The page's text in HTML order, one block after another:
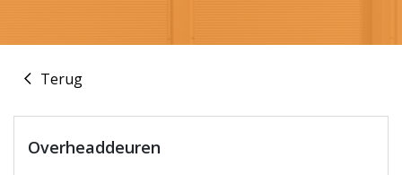
Terug
Overheaddeuren